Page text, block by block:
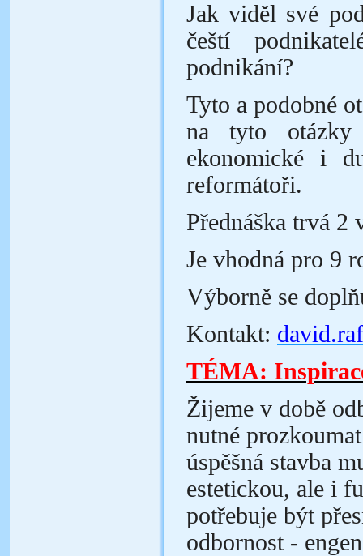
Jak viděl své
čeští
podnikání?
Tyto a podobné
na tyto
ekonomické i
reformátoři.
Přednáška trvá 2
Je vhodná pro 9
Výborně se
Kontakt:
TÉMA:
Žijeme v době
nutné
úspěšná stavba
estetickou, ale i
potřebuje být
odbornost -